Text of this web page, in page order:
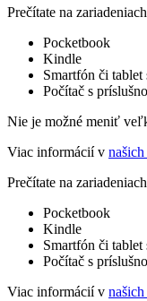
Prečítate na
Pocketbook
Kindle
Smartfón či
Počítač s
Nie je možné meniť
Viac informácií v
Prečítate na
Pocketbook
Kindle
Smartfón či
Počítač s
Viac informácií v